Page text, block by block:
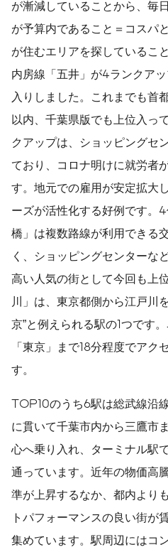
が漸減していることから、毎
が予算内であること＝コスパ
が住むエリアを探しているこ
内房線「五井」が4ランクア
入りしました。これまでも首
以内、千葉県版でも上位入っ
クアップは、ショッピングセ
ており、コロナ明けに就労者
す。地元での雇用が安定拡大
ーズが活性化する好例です。
橋」は複数路線が利用できる
く、ショッピングセンターな
高い人気の街として今回も上
川」は、東京都側から江戸川
京”と例えられる駅の1つです
「東京」まで18分程度でア
す。
TOP10のうち6駅は総武線沿
に貫いて千葉市内から三鷹市
心へ乗り入れ、ターミナル駅
通っています。近年の物価高
準が上昇するなか、都内より
トパフォーマンスの良い街が
集めています。駅周辺にはコ